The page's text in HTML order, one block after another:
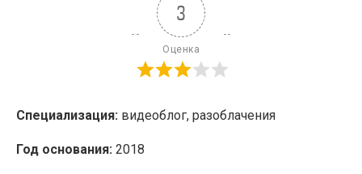
3
Оценка
Специализация: видеоблог, разоблачения
Год основания: 2018